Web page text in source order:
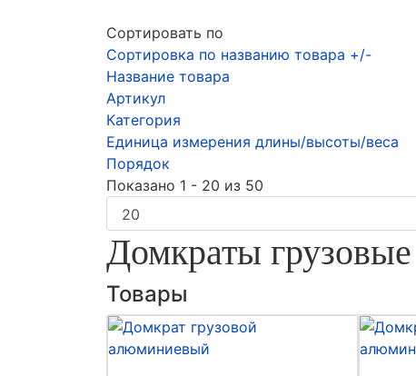
Сортировать по
Сортировка по названию товара +/-
Название товара
Артикул
Категория
Единица измерения длины/высоты/веса
Порядок
Показано 1 - 20 из 50
Домкраты
Товары